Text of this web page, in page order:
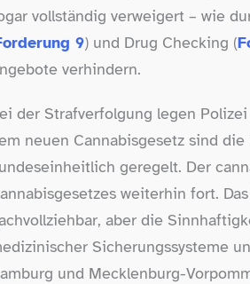
vollständig verweigert – wie
9) und Drug Checking (
verhindern.
der Strafverfolgung legen
neuen Cannabisgesetz sind
geregelt. Der
weiterhin fort.
aber die
Sicherungssysteme
und Mecklenburg-​